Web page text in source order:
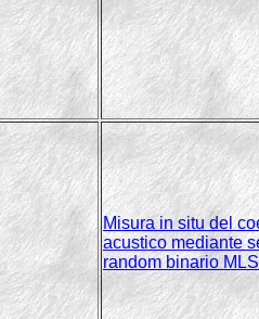
Misura in situ del
acustico mediante
random binario MLS